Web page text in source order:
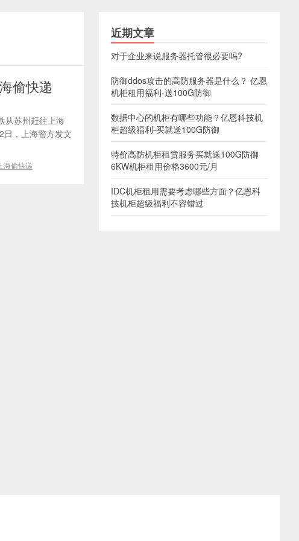
偷快递
从苏州赶往上海
日，上海警方发文
海偷快递
近期文章
对于企业来说服务器托管很必要吗?
防御ddos攻击的高防服务器是什么？ 亿恩
机柜租用福利-送100G防御
数据中心的机柜有哪些功能？亿恩科技机
柜超级福利-买就送100G防御
特价高防机柜租赁服务买就送100G防御
6KW机柜租用价格3600元/月
IDC机柜租用需要考虑哪些方面？亿恩科
技机柜超级福利不容错过